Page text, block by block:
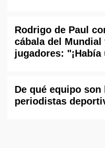
Rodrigo de Paul
cábala del
jugadores:
De qué equipo
periodistas